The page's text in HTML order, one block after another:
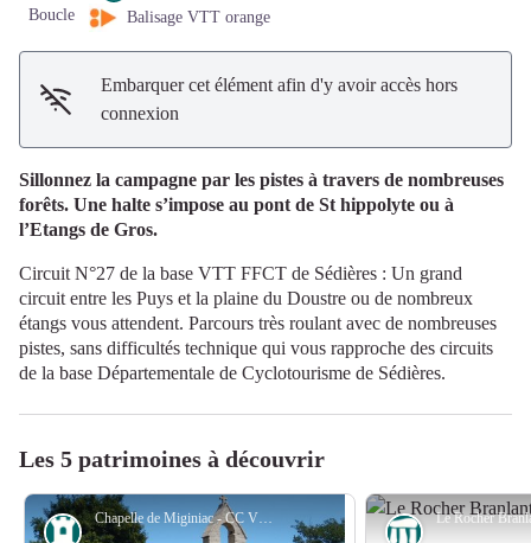
Boucle
Balisage VTT orange
Embarquer cet élément afin d'y avoir accès hors
connexion
Sillonnez la campagne par les pistes à travers de nombreuses
forêts. Une halte s’impose au pont de St hippolyte ou à
l’Etangs de Gros.
Circuit N°27 de la base VTT FFCT de Sédières : Un grand
circuit entre les Puys et la plaine du Doustre ou de nombreux
étangs vous attendent. Parcours très roulant avec de nombreuses
pistes, sans difficultés technique qui vous rapproche des circuits
de la base Départementale de Cyclotourisme de Sédières.
Les 5 patrimoines à découvrir
Chapelle de Miginiac - CC VEM
Patrimoine Curiosité